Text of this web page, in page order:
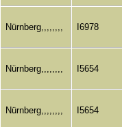
Nürnberg,,,,,,,, I6978
Nürnberg,,,,,,,, I5654
Nürnberg,,,,,,,, I5654